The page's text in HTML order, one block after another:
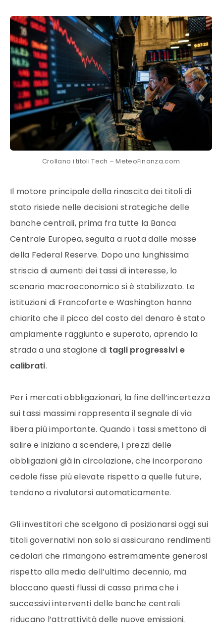
Crollano i titoli Tech – MeteoFinanza.com
Il motore principale della rinascita dei titoli di
stato risiede nelle decisioni strategiche delle
banche centrali, prima fra tutte la Banca
Centrale Europea, seguita a ruota dalle mosse
della Federal Reserve. Dopo una lunghissima
striscia di aumenti dei tassi di interesse, lo
scenario macroeconomico si è stabilizzato. Le
istituzioni di Francoforte e Washington hanno
chiarito che il picco del costo del denaro è stato
ampiamente raggiunto e superato, aprendo la
strada a una stagione di tagli progressivi e
calibrati.
Per i mercati obbligazionari, la fine dell’incertezza
sui tassi massimi rappresenta il segnale di via
libera più importante. Quando i tassi smettono di
salire e iniziano a scendere, i prezzi delle
obbligazioni già in circolazione, che incorporano
cedole fisse più elevate rispetto a quelle future,
tendono a rivalutarsi automaticamente.
Gli investitori che scelgono di posizionarsi oggi sui
titoli governativi non solo si assicurano rendimenti
cedolari che rimangono estremamente generosi
rispetto alla media dell’ultimo decennio, ma
bloccano questi flussi di cassa prima che i
successivi interventi delle banche centrali
riducano l’attrattività delle nuove emissioni.